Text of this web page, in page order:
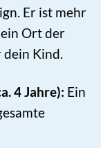
Er ist mehr
Ort der
Kind.
4 Jahre): Ein